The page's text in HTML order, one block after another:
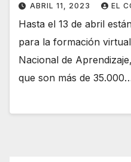
ABRIL 11, 2023 EL
Hasta el 13 de abril
para la formación
Nacional de
que son más de